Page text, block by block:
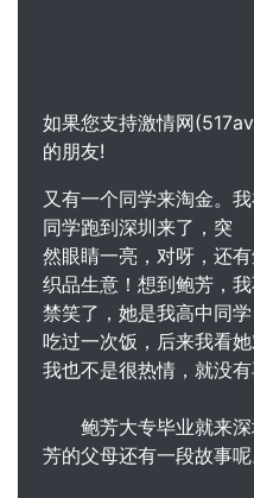
如果您支持激情网
的朋友!
又有一个同学来淘金。
同学跑到深圳来了，突
然眼睛一亮，对呀，还
织品生意！想到鲍芳，
禁笑了，她是我高中同
吃过一次饭，后来我看
我也不是很热情，就没有
鲍芳大专毕业就来深
芳的父母还有一段故事呢